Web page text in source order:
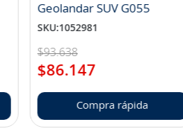
Geolandar SUV G055
SKU:1052981
$93.638
$86.147
Compra rápida